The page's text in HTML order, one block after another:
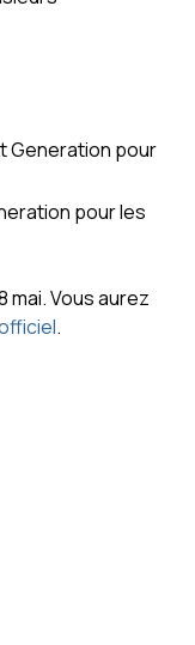
Generation pour
pour les
mai. Vous aurez
.